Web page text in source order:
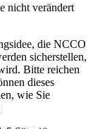
nicht verändert
die NCCO
sicherstellen,
Bitte reichen
dieses
wie Sie